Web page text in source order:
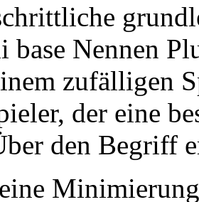
base Nennen
zufälligen
der eine
den Begriff